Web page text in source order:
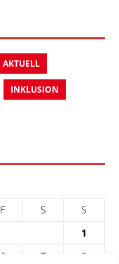
AKTUELL
INKLUSION
F S
S
1
6 7 8